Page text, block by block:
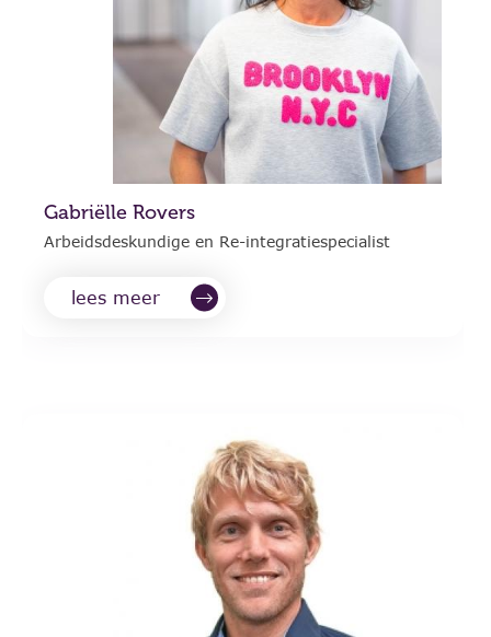
Gabriëlle Rovers
Arbeidsdeskundige en Re-integratiespecialist
lees meer